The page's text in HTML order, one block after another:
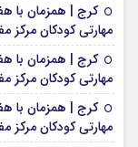
کرج | همزمان با
مهارتی کودکان مرکز
کرج | همزمان با
مهارتی کودکان مرکز
کرج | همزمان با
مهارتی کودکان مرکز